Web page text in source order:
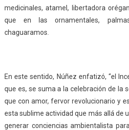
medicinales, atamel, libertadora
que en las ornamentales,
chaguaramos.
En este sentido, Núñez enfatizó, “el
que es, se suma a la celebración de la
que con amor, fervor revolucionario y
esta sublime actividad que más allá de
generar conciencias ambientalista